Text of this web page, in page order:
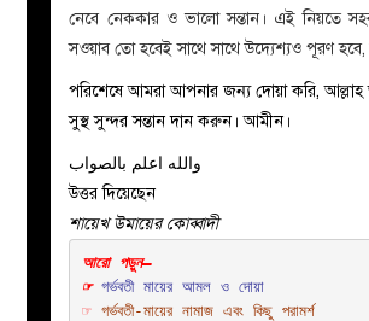
নেবে নেককার ও ভালো সন্তান। এই নিয়তে
সওয়াব তো হবেই সাথে সাথে উদ্যেশ্যও পূরণ হবে,
পরিশেষে আমরা আপনার জন্য দোয়া করি,
সুস্থ সুন্দর সন্তান দান করুন। আমীন।
والله اعلم بالصواب
উত্তর দিয়েছেন
শায়েখ উমায়ের কোব্বাদী
আরো পড়ুন–
☞ গর্ভবতী মায়ের আমল ও দোয়া
☞ গর্ভবতী-মায়ের নামাজ এবং কিছু পরামর্শ